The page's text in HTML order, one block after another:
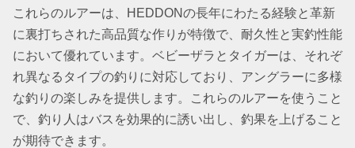
これらのルアーは、HEDDONの長年にわたる経験と革新
に裏打ちされた高品質な作りが特徴で、耐久性と実釣性能
において優れています。ベビーザラとタイガーは、それぞ
れ異なるタイプの釣りに対応しており、アングラーに多様
な釣りの楽しみを提供します。これらのルアーを使うこと
で、釣り人はバスを効果的に誘い出し、釣果を上げること
が期待できます。